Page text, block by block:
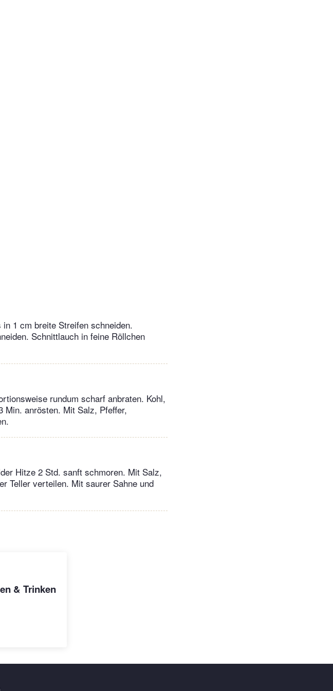
1 cm breite Streifen schneiden.
Schnittlauch in feine Röllchen
rundum scharf anbraten. Kohl,
Min. anrösten. Mit Salz, Pfeffer,
Hitze 2 Std. sanft schmoren. Mit Salz,
Teller verteilen. Mit saurer Sahne und
& Trinken